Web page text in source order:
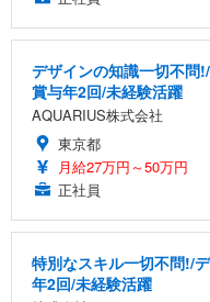
デザインの知識一切不問
賞与年2回/未経験活躍
AQUARIUS株式会社
東京都
月給27万円～50万円
正社員
特別なスキル一切不問!/
年2回/未経験活躍